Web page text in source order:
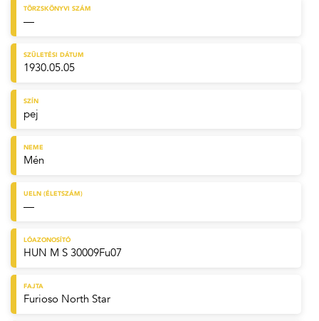
TÖRZSKÖNYVI SZÁM
—
SZÜLETÉSI DÁTUM
1930.05.05
SZÍN
pej
NEME
Mén
UELN (ÉLETSZÁM)
—
LÓAZONOSÍTÓ
HUN M S 30009Fu07
FAJTA
Furioso North Star